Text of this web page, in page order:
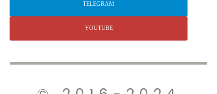
TELEGRAM
YOUTUBE